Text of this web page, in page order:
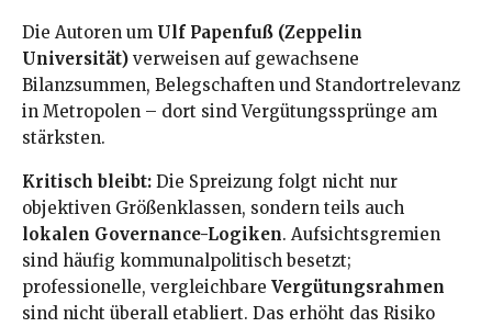
Die Autoren um Ulf Papenfuß (Zeppelin
Universität) verweisen auf gewachsene
Bilanzsummen, Belegschaften und Standortrelevanz
in Metropolen – dort sind Vergütungssprünge am
stärksten.
Kritisch bleibt: Die Spreizung folgt nicht nur
objektiven Größenklassen, sondern teils auch
lokalen Governance-Logiken. Aufsichtsgremien
sind häufig kommunalpolitisch besetzt;
professionelle, vergleichbare Vergütungsrahmen
sind nicht überall etabliert. Das erhöht das Risiko